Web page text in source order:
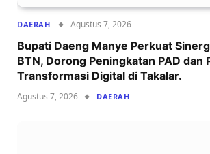
DAERAH Agustus 7, 2026
Bupati Daeng Manye Perkuat
BTN, Dorong Peningkatan PAD dan
Transformasi Digital di Takalar.
Agustus 7, 2026 DAERAH